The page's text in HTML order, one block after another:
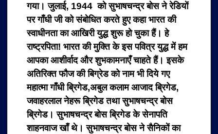
गया। जुलाई, 1944 को सुभाषचन्द्र बोस ने रेडियों
पर गाँधी जी को संबोधित करते हुए कहा भारत की
स्वाधीनता का आखिरी युद्ध शुरू हो चुका हैं। हे
राष्ट्रपिता! भारत की मुक्ति के इस पवित्र युद्ध में हम
आपका आशीर्वाद और शुभकामनाएँ चाहते हैं। इसके
अतिरिक्त फौज की बिग्रेड को नाम भी दिये गए
महात्मा गाँधी ब्रिगेड,अबुल कलाम आजाद ब्रिगेड,
जवाहरलाल नेहरू ब्रिगेड तथा सुभाषचन्द्र बोस
ब्रिगेड। सुभाषचन्द्र बोस ब्रिगेड के सेनापति
शाहनवाज खाँ थे। सुभाषचन्द्र बोस ने सैनिकों का